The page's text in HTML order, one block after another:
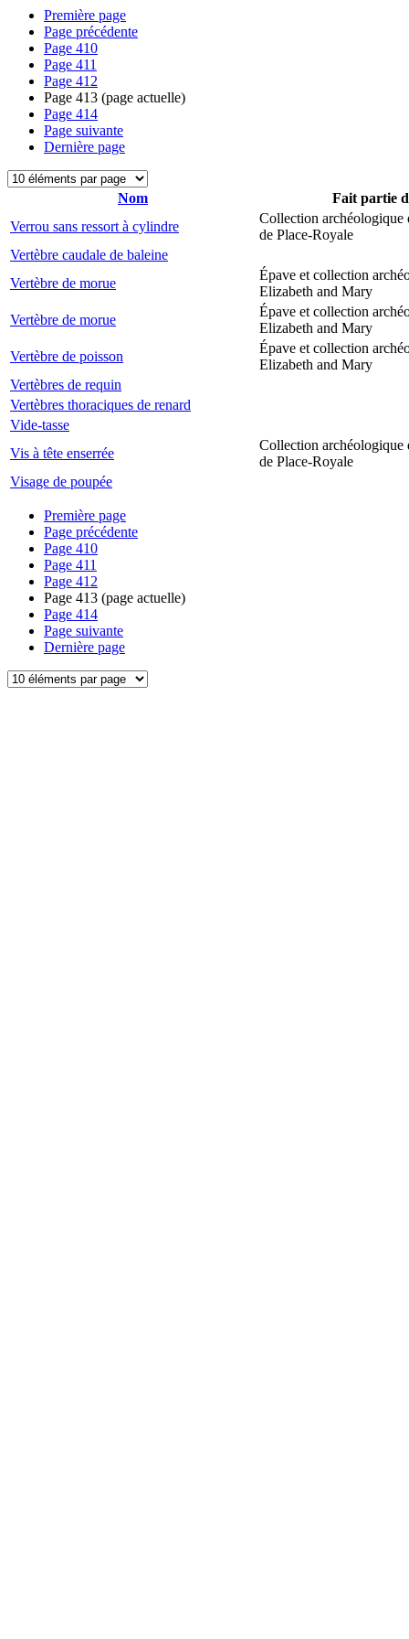
Première page
Page précédente
Page 410
Page 411
Page 412
Page 413 (page actuelle)
Page 414
Page suivante
Dernière page
Nom
Fait partie
Verrou sans ressort à cylindre
Collection archéologique
de Place-Royale
Vertèbre caudale de baleine
Vertèbre de morue
Épave et collection
Elizabeth and Mary
Vertèbre de morue
Épave et collection
Elizabeth and Mary
Vertèbre de poisson
Épave et collection
Elizabeth and Mary
Vertèbres de requin
Vertèbres thoraciques de renard
Vide-tasse
Vis à tête enserrée
Collection archéologique
de Place-Royale
Visage de poupée
Première page
Page précédente
Page 410
Page 411
Page 412
Page 413 (page actuelle)
Page 414
Page suivante
Dernière page